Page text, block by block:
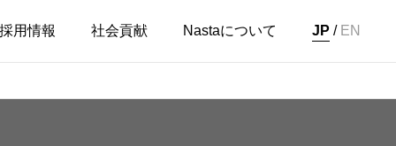
採用情報 社会貢献 Nastaについて JP / EN